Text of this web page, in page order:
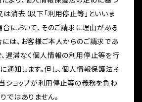
消去（以下「利用停止等」といいま
合において、そのご請求に理由がある
は、お客様ご本人からのご請求であ
遅滞なく個人情報の利用停止等を行
通知します。但し、個人情報保護法そ
ショップが利用停止等の義務を負わ
ではありません。